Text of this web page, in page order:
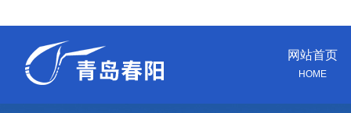
网站首页
HOME